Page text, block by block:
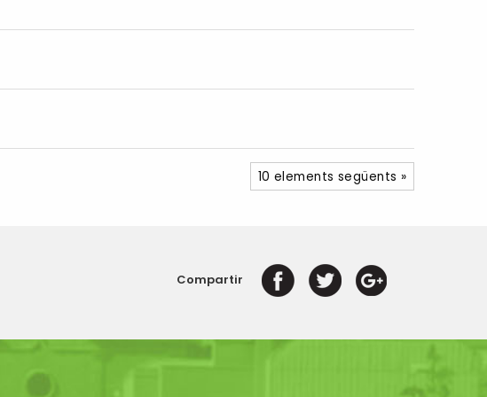
10 elements següents »
Compartir